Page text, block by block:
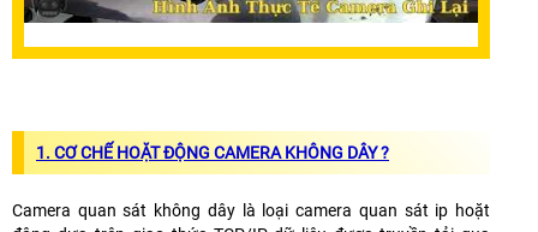
1. CƠ CHẾ HOẶT ĐỘNG CAMERA KHÔNG DÂY ?
Camera quan sát không dây là loại camera quan sát ip hoặt